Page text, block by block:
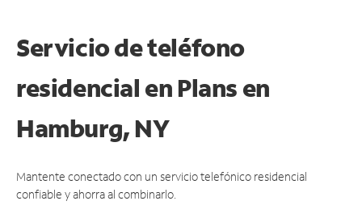
Servicio de teléfono
residencial en Plans en
Hamburg, NY
Mantente conectado con un servicio telefónico residencial
confiable y ahorra al combinarlo.